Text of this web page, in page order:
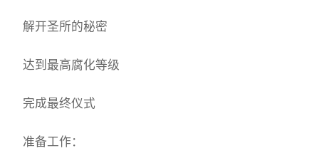
解开圣所的秘密
达到最高腐化等级
完成最终仪式
准备工作：